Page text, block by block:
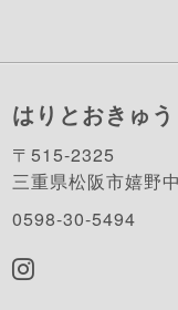
はりとおきゅう
〒515-2325
三重県松阪市嬉野
0598-30-5494